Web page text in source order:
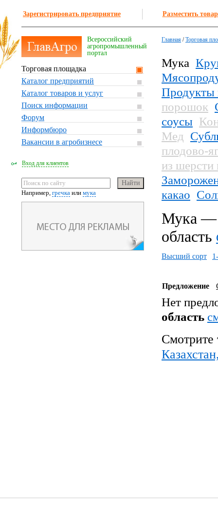
Зарегистрировать предприятие Разместить
Всероссийский
агропромышленный
портал
Торговая площадка
Каталог предприятий
Каталог товаров и услуг
Поиск информации
Форум
Информбюро
Вакансии в агробизнесе
Вход для клиентов
Например, гречка или мука
Главная /Торговая
Мука
Продукты
порошок
соусы
Мед
плодово-
из
какао
Мука —
область
Высший сорт
Предложение
Нет
область
Смотрите